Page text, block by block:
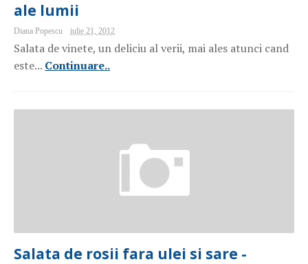
ale lumii
Diana Popescu iulie 21, 2012
Salata de vinete, un deliciu al verii, mai ales atunci cand
este... Continuare..
Salata de rosii fara ulei si sare -